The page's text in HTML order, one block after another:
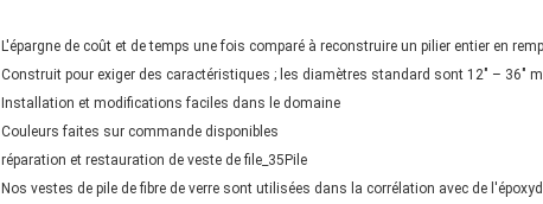
L'épargne de coût et de temps une fois comparé à reconstruire un pilier entier en
Construit pour exiger des caractéristiques ; les diamètres standard sont 12" – 36"
Installation et modifications faciles dans le domaine
Couleurs faites sur commande disponibles
réparation et restauration de veste de file_35Pile
Nos vestes de pile de fibre de verre sont utilisées dans la corrélation avec de